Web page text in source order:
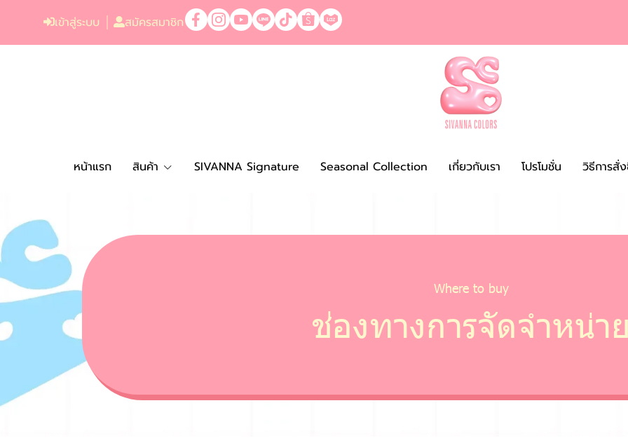
เข้าสู่ระบบ สมัครสมาชิก
หน้าแรก สินค้า SIVANNA Signature Seasonal Collection เกี่ยวกับเรา โปรโมชั่น วิธีการสั่
Where to buy
ช่องทางการจัดจำหน่า